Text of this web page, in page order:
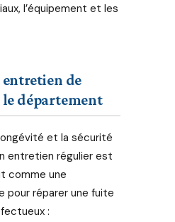
l’équipement et les
de
le département
et la sécurité
entretien régulier est
comme une
pour réparer une fuite
: